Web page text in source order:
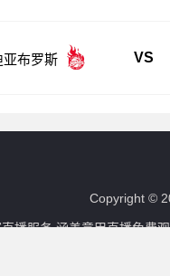
亚布罗斯 VS
Copyright ©
播服务,涵盖意甲直播免费